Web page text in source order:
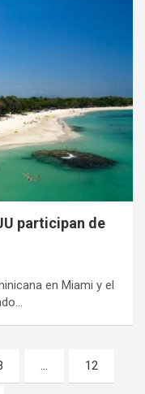
participan de
en Miami y el
… 12